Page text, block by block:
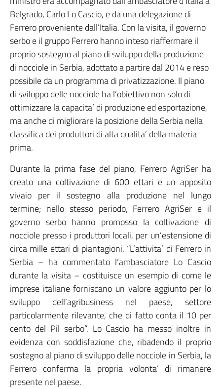
Belgrado, Carlo Lo Cascio, e da una delegazione di
Ferrero proveniente dall’Italia. Con la visita, il governo
serbo e il gruppo Ferrero hanno inteso riaffermare il
proprio sostegno al piano di sviluppo della produzione
di nocciole in Serbia, adottato a partire dal 2014 e reso
possibile da un programma di privatizzazione. Il piano
di sviluppo delle nocciole ha l’obiettivo non solo di
ottimizzare la capacita’ di produzione ed esportazione,
ma anche di migliorare la posizione della Serbia nella
classifica dei produttori di alta qualita’ della materia
prima.
Durante la prima fase del piano, Ferrero AgriSer ha
creato una coltivazione di 600 ettari e un apposito
vivaio per il sostegno alla produzione nel lungo
termine; nello stesso periodo, Ferrero AgriSer e il
governo serbo hanno promosso la coltivazione di
nocciole presso i produttori locali, per un’estensione di
circa mille ettari di piantagioni. “L’attivita’ di Ferrero in
Serbia – ha commentato l’ambasciatore Lo Cascio
durante la visita – costituisce un esempio di come le
imprese italiane forniscano un valore aggiunto per lo
sviluppo dell’agribusiness nel paese, settore
particolarmente rilevante, che di fatto conta il 10 per
cento del Pil serbo”. Lo Cascio ha messo inoltre in
evidenza con soddisfazione che, ribadendo il proprio
sostegno al piano di sviluppo delle nocciole in Serbia, la
Ferrero conferma la propria volonta’ di rimanere
presente nel paese.